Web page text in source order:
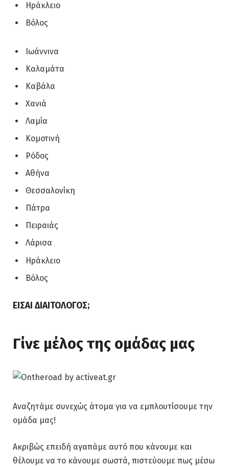
Ηράκλειο
Βόλος
Ιωάννινα
Καλαμάτα
Καβάλα
Χανιά
Λαμία
Κομοτινή
Ρόδος
Αθήνα
Θεσσαλονίκη
Πάτρα
Πειραιάς
Λάρισα
Ηράκλειο
Βόλος
ΕΙΣΑΙ ΔΙΑΙΤΟΛΟΓΟΣ;
Γίνε μέλος της ομάδας μας
Αναζητάμε συνεχώς άτομα για να εμπλουτίσουμε την
ομάδα μας!
Ακριβώς επειδή αγαπάμε αυτό που κάνουμε και
θέλουμε να το κάνουμε σωστά, πιστεύουμε πως μέσω